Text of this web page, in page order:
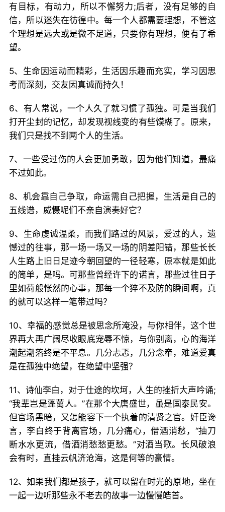
有目标，有动力，所以不懈努力;后者，没有足够的自
信，所以迷失在彷徨中。每一个人都需要理想，不管这
个理想是远大或是微不足道，只要你有理想，便有了希
望。
5、生命因运动而精彩，生活因乐趣而充实，学习因思
考而深刻，交友因真诚而持久！
6、有人常说，一个人久了就习惯了孤独。可是当我们
打开尘封的记忆，却发现视线变的有些馍糊了。原来，
我们只是找不到两个人的生活。
7、一些受过伤的人会更加勇敢，因为他们知道，最痛
不过如此。
8、机会靠自己争取，命运需自己把握，生活是自己的
五线谱，威慑呢们不亲自演奏好它？
9、生命虔诚温柔，而我们路过的风景，爱过的人，遗
憾过的往事，那一场一场又一场的阴差阳错，那些长长
人生路上旧日足迹今朝回望的一径轻寒，原本就是如此
的简单，是吗。可那些曾经许下的诺言，那些过往日子
里如荷般怅然的心事，那每一个猝不及防的瞬间啊，真
的就可以这样一笔带过吗？
10、幸福的感觉总是被思念所淹没，与你相伴，这个世
界再大再广阔尽收眼底宠辱不惊，与你别离，心的海洋
潮起潮落终是不平息。几分忐忑，几分念牵，难道爱真
是在孤独中绝望，在绝望中坚强？
11、诗仙李白，对于仕途的坎坷，人生的挫折大声吟诵;
“我辈岂是蓬蓠人。”在那个大唐盛世，虽是国泰民安。
但官场黑暗，又怎能容下一个执着的清贤之官。奸臣谗
言，李白终于背离官场，几分痛心，借酒消愁，“抽刀
断水水更流，借酒消愁愁更愁。”对酒当歌。长风破浪
会有时，直挂云帆济沧海，这是何等的豪情。
12、如果我们都是孩子，就可以留在时光的原地，坐在
一起一边听那些永不老去的故事一边慢慢皓首。